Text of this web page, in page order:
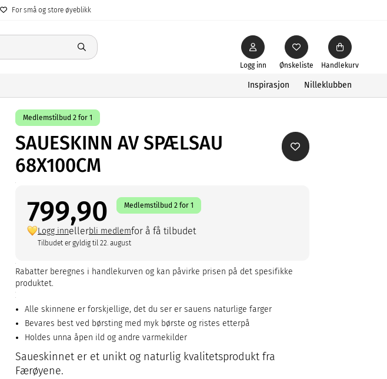
For små og store øyeblikk
Ønskeliste
Logg inn Handlekurv
Inspirasjon Nilleklubben
Medlemstilbud 2 for 1
SAUESKINN AV SPÆLSAU
68X100CM
799,90 Medlemstilbud 2 for 1
Logg innellerbli medlemfor å få tilbudet
Tilbudet er gyldig til 22. august
Rabatter beregnes i handlekurven og kan påvirke prisen på det spesifikke
produktet.
Alle skinnene er forskjellige, det du ser er sauens naturlige farger
Bevares best ved børsting med myk børste og ristes etterpå
Holdes unna åpen ild og andre varmekilder
Saueskinnet er et unikt og naturlig kvalitetsprodukt fra
Færøyene.